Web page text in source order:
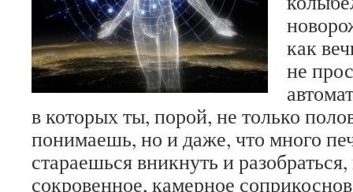
как
не
в которых ты, порой, не только
понимаешь, но и даже, что много
стараешься вникнуть и
сокровенное, камерное